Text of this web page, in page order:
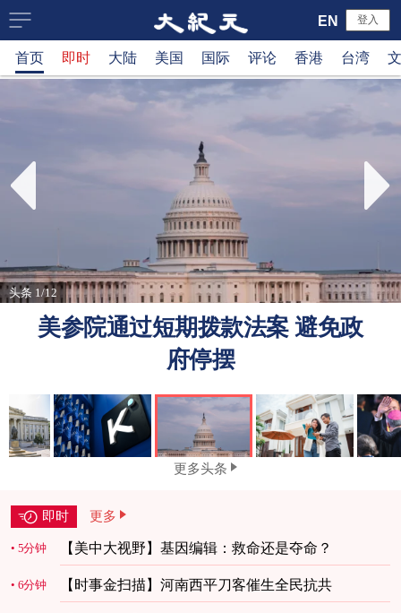
大
纪
元
新
网
登入
EN
首页 即时 大陆 美国 国际 评论 香港 台湾
头条 1/12
美参院通过短期拨款法案 避免政
府停摆
更多头条
即时 更多
5分钟 【美中大视野】基因编辑：救命还是夺命？
6分钟 【时事金扫描】河南西平刀客催生全民抗共